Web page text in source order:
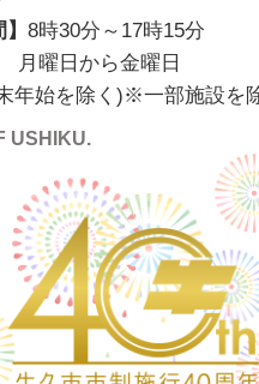
8時30分～17時15分
月曜日から金曜日
年始を除く)※一部施設を
USHIKU.